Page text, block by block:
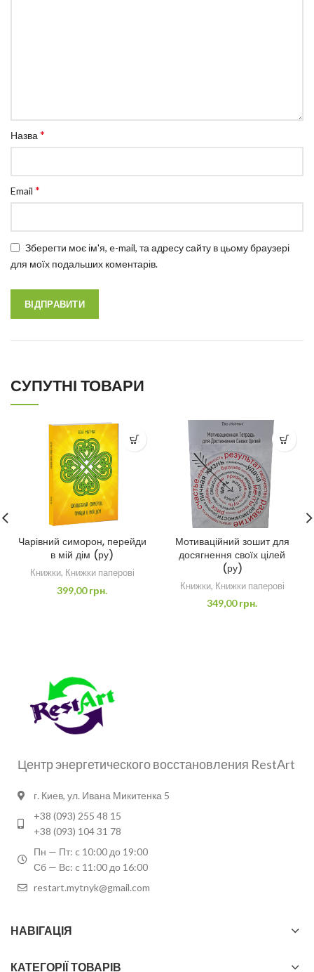
Назва*
Email *
Зберегти моє ім'я, e-mail, та адресу сайту в цьому браузері
для моїх подальших коментарів.
СУПУТНІ ТОВАРИ
Чарівний симорон, перейди
в мій дім (ру)
Книжки, Книжки паперові
399,00грн.
Мотиваційний зошит для
досягнення своїх цілей
(ру)
Книжки, Книжки паперові
349,00грн.
Центр энергетического восстановления RestArt
г. Киев, ул. Ивана Микитенка 5
+38 (093) 255 48 15
+38 (093) 104 31 78
Пн — Пт: c 10:00 до 19:00
Сб — Вс: c 11:00 до 16:00
restart.mytnyk@gmail.com
НАВІГАЦІЯ
КАТЕГОРІЇ ТОВАРІВ